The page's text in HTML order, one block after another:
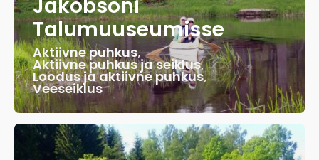
Jakobsoni
Talumuuseumisse
Aktiivne puhkus,
Aktiivne puhkus ja seiklus,
Loodus ja aktiivne puhkus,
Veeseiklus